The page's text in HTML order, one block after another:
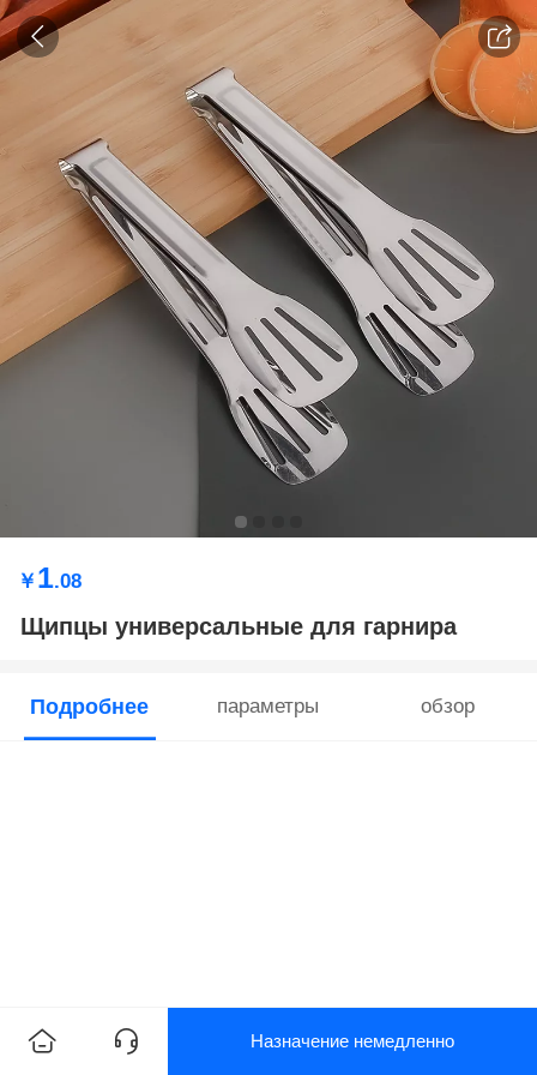
￥ 1.08
Щипцы универсальные для гарнира
Подробнее параметры обзор
Назначение немедленно